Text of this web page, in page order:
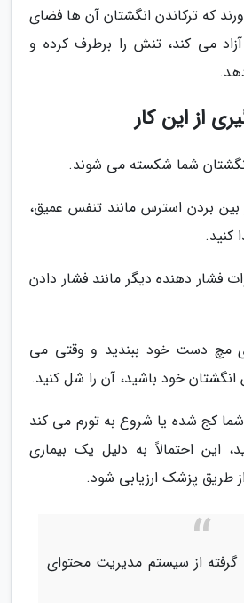
که ترکاندن انگشتان آن ها فضای
می کند، تنش را برطرف کرده و
از این کار
انگشتان شما شکسته می شوند.
بردن استرس مانند تنفس عمیق،
کنید.
فشار دهنده دیگر مانند فشار دادن
مچ دست خود ببندید و وقتی می
خود باشید، آن را شل کنید.
کج شده یا شروع به تورم می کند
این احتمالاً به دلیل یک بیماری
طریق پزشک ارزیابی شود.
از سیستم مدیریت محتوای